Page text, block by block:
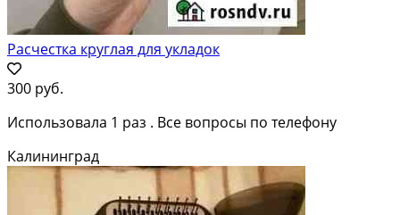
Расчестка круглая для укладок
300 руб.
Использовала 1 раз . Все вопросы по телефону
Калининград